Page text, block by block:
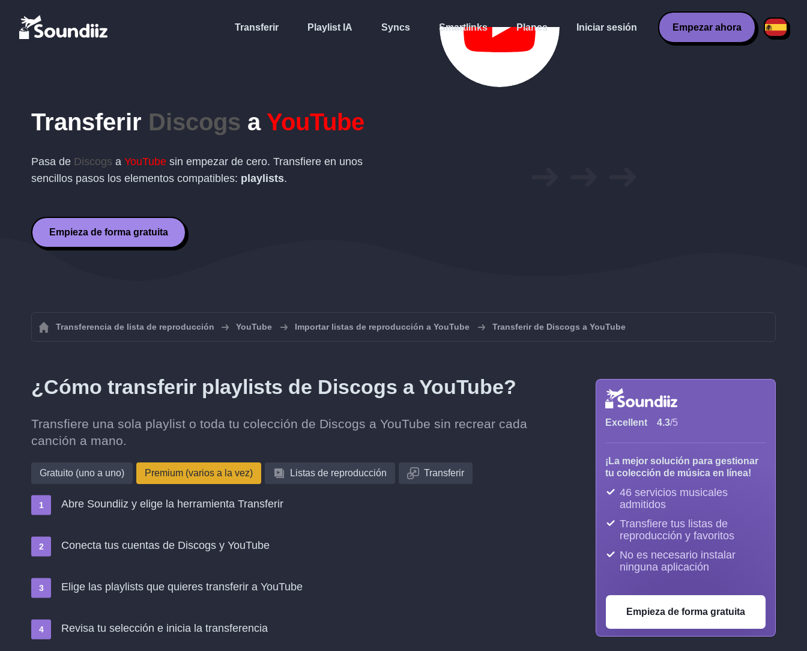
Transferir Playlist IA Syncs Smartlinks Planes Iniciar sesión Empezar ahora
Transferir Discogs a YouTube
Pasa de Discogs a YouTube sin empezar de cero. Transfiere en unos
sencillos pasos los elementos compatibles: playlists.
Empieza de forma gratuita
Transferencia de lista de reproducción YouTube Importar listas de reproducción a YouTube Transferir de Discogs a YouTube
¿Cómo transferir playlists de Discogs a YouTube?
Transfiere una sola playlist o toda tu colección de Discogs a YouTube sin recrear cada
canción a mano.
Gratuito (uno a uno) Premium (varios a la vez) Listas de reproducción Transferir
Abre Soundiiz y elige la herramienta Transferir
Conecta tus cuentas de Discogs y YouTube
Elige las playlists que quieres transferir a YouTube
Revisa tu selección e inicia la transferencia
Excellent 4.3/5
¡La mejor solución para gestionar
tu colección de música en línea!
46 servicios musicales
admitidos
Transfiere tus listas de
reproducción y favoritos
No es necesario instalar
ninguna aplicación
Empieza de forma gratuita